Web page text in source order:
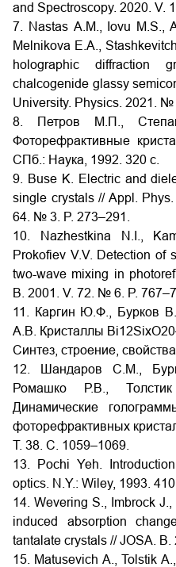
and Spectroscopy. 2020. V.
7. Nastas А.M., Iovu М.S.,
Melnikova Е.А.,
holographic
chalcogenide glassy
University. Physics. 2021. №
8. Петров М.П.,
Фоторефрактивные
СПб.: Наука, 1992. 320 с.
9. Buse K. Electric and
single crystals // Appl.
64. № 3. P. 273–291.
10. Nazhestkina N.I.,
Prokofiev V.V. Detection of
two-wave mixing in
B. 2001. V. 72. № 6. P.
11. Каргин Ю.Ф., Бурков
А.В. Кристаллы
Синтез, строение,
12. Шандаров С.М.,
Ромашко Р.В.,
Динамические
фоторефрактивных
Т. 38. С. 1059–1069.
13. Pochi Yeh.
optics. N.Y.: Wiley, 1993. 410
14. Wevering S., Imbrock
induced absorption
tantalate crystals // JOSA. B.
15. Matusevich A., Tolstik